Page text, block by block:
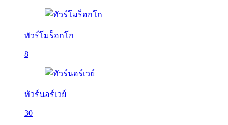
ทัวร์โมร็อกโก
8
ทัวร์นอร์เวย์
30